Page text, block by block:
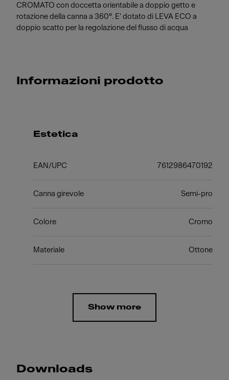
CROMATO con doccetta orientabile a doppio getto e
rotazione della canna a 360°. E' dotato di LEVA ECO a
doppio scatto per la regolazione del flusso di acqua
Informazioni prodotto
Estetica
EAN/UPC 7612986470192
Canna girevole Semi-pro
Colore Cromo
Materiale Ottone
Show more
Downloads